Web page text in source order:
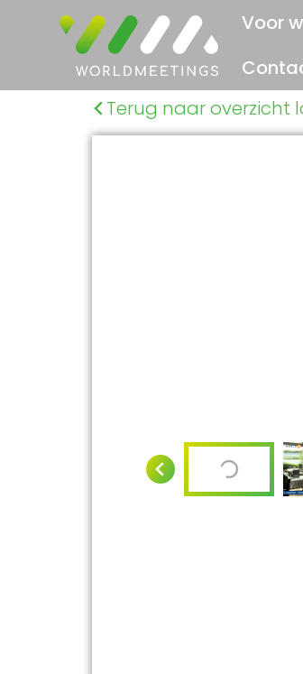
Voor
Terug naar overzicht